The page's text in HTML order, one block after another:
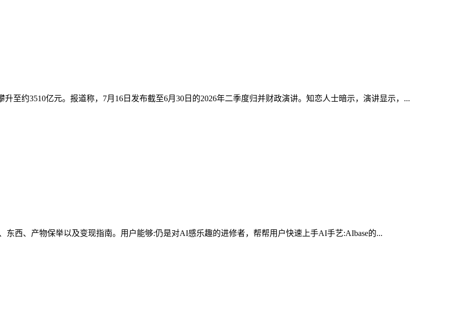
升至约3510亿元。报道称，7月16日发布截至6月30日的2026年二季度归并财政演讲。知恋人士暗示，演讲显示，...
西、产物保举以及变现指南。用户能够:仍是对AI感乐趣的进修者，帮帮用户快速上手AI手艺:AIbase的...